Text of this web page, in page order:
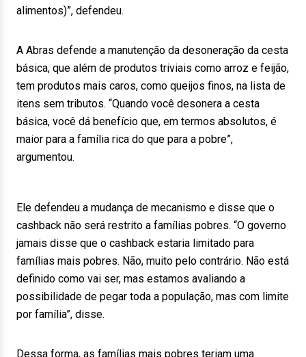
alimentos)”, defendeu.
A Abras defende a manutenção da desoneração da cesta
básica, que além de produtos triviais como arroz e feijão,
tem produtos mais caros, como queijos finos, na lista de
itens sem tributos. “Quando você desonera a cesta
básica, você dá benefício que, em termos absolutos, é
maior para a família rica do que para a pobre”,
argumentou.
Ele defendeu a mudança de mecanismo e disse que o
cashback não será restrito a famílias pobres. “O governo
jamais disse que o cashback estaria limitado para
famílias mais pobres. Não, muito pelo contrário. Não está
definido como vai ser, mas estamos avaliando a
possibilidade de pegar toda a população, mas com limite
por família”, disse.
Dessa forma, as famílias mais pobres teriam uma